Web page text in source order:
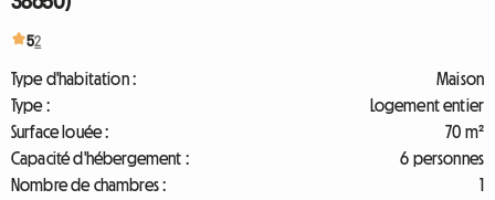
52
Type d'habitation :
Maison
Type :
Logement entier
Surface louée :
70 m²
Capacité d'hébergement :
6 personnes
Nombre de chambres :
1